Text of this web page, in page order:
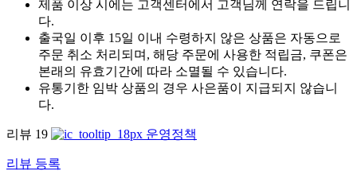
제품 이상 시에는 고객센터에서 고객님께 연락을 드립니
다.
출국일 이후 15일 이내 수령하지 않은 상품은 자동으로
주문 취소 처리되며, 해당 주문에 사용한 적립금, 쿠폰은
본래의 유효기간에 따라 소멸될 수 있습니다.
유통기한 임박 상품의 경우 사은품이 지급되지 않습니
다.
리뷰 19 운영정책
리뷰 등록